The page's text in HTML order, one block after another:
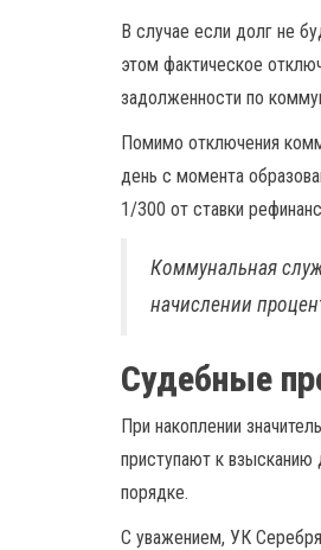
В случае если долг не
этом фактическое
задолженности по
Помимо отключения
день с момента
1/300 от ставки
Коммунальная
начислении
Судебные
При накоплении
приступают к взысканию
порядке.
С уважением, УК